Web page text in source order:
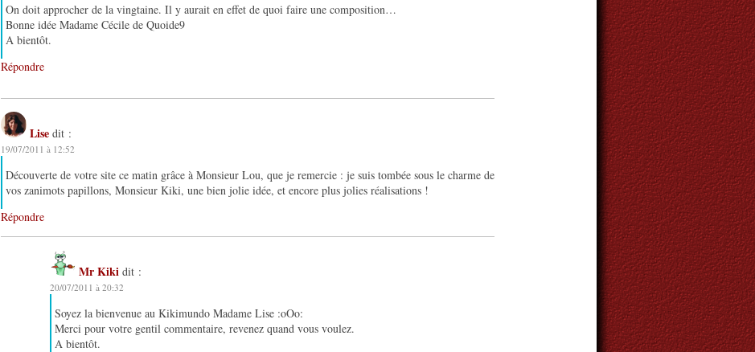
On doit approcher de la vingtaine. Il y aurait en effet de quoi faire une composition…
Bonne idée Madame Cécile de Quoide9
A bientôt.
Répondre
Lise dit :
19/07/2011 à 12:52
Découverte de votre site ce matin grâce à Monsieur Lou, que je remercie : je suis tombée sous le charme de
vos zanimots papillons, Monsieur Kiki, une bien jolie idée, et encore plus jolies réalisations !
Répondre
Mr Kiki dit :
20/07/2011 à 20:32
Soyez la bienvenue au Kikimundo Madame Lise :oOo:
Merci pour votre gentil commentaire, revenez quand vous voulez.
A bientôt.